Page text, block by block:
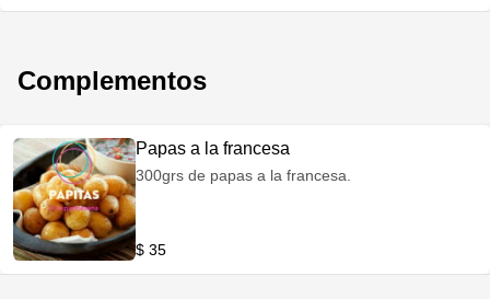
Complementos
Papas a la francesa
300grs de papas a la francesa.
$ 35